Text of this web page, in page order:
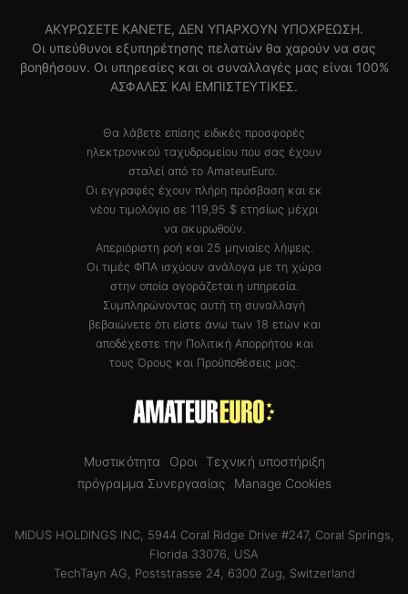
ΑΚΥΡΩΣΕΤΕ ΚΑΝΕΤΕ, ΔΕΝ ΥΠΑΡΧΟΥΝ ΥΠΟΧΡΕΩΣΗ.
Οι υπεύθυνοι εξυπηρέτησης πελατών θα χαρούν να σας
βοηθήσουν. Οι υπηρεσίες και οι συναλλαγές μας είναι 100%
ΑΣΦΑΛΕΣ ΚΑΙ ΕΜΠΙΣΤΕΥΤΙΚΕΣ.
Θα λάβετε επίσης ειδικές προσφορές
ηλεκτρονικού ταχυδρομείου που σας έχουν
σταλεί από το AmateurEuro.
Οι εγγραφές έχουν πλήρη πρόσβαση και εκ
νέου τιμολόγιο σε 119,95 $ ετησίως μέχρι
να ακυρωθούν.
Απεριόριστη ροή και 25 μηνιαίες λήψεις.
Οι τιμές ΦΠΑ ισχύουν ανάλογα με τη χώρα
στην οποία αγοράζεται η υπηρεσία.
Συμπληρώνοντας αυτή τη συναλλαγή
βεβαιώνετε ότι είστε άνω των 18 ετών και
αποδέχεστε την Πολιτική Απορρήτουκαι
τους Όρους και Προϋποθέσεις μας.
Μυστικότητα Οροι
Τεχνική υποστήριξη
πρόγραμμα Συνεργασίας
Manage Cookies
MIDUS HOLDINGS INC, 5944 Coral Ridge Drive #247, Coral Springs,
Florida 33076, USA
TechTayn AG, Poststrasse 24, 6300 Zug, Switzerland